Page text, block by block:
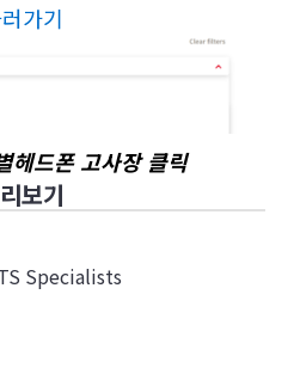
가기
헤드폰 고사장 클릭
보기
Specialists